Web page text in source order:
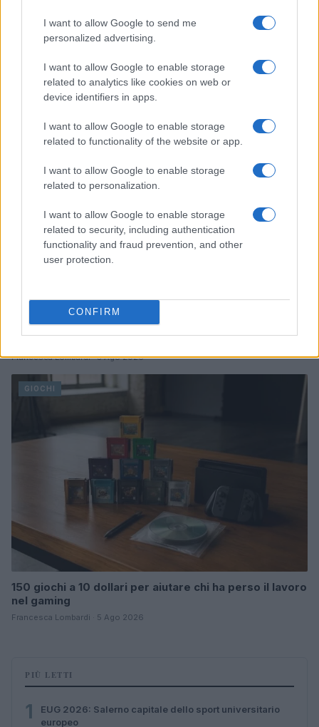
I want to allow Google to send me
personalized advertising.
I want to allow Google to enable storage
related to analytics like cookies on web or
device identifiers in apps.
I want to allow Google to enable storage
related to functionality of the website or app.
I want to allow Google to enable storage
related to personalization.
I want to allow Google to enable storage
related to security, including authentication
functionality and fraud prevention, and other
user protection.
CONFIRM
EUG 2026: Salerno capitale dello sport universitario
europeo
Francesca Lombardi · 6 Ago 2026
GIOCHI
Game Industry Hardship Fund: come un bundle di
giochi sta cambiando le sorti degli sviluppatori
Francesca Lombardi · 5 Ago 2026
GIOCHI
150 giochi a 10 dollari per aiutare chi ha perso il lavoro
nel gaming
Francesca Lombardi · 5 Ago 2026
PIÙ LETTI
1
EUG 2026: Salerno capitale dello sport universitario
europeo